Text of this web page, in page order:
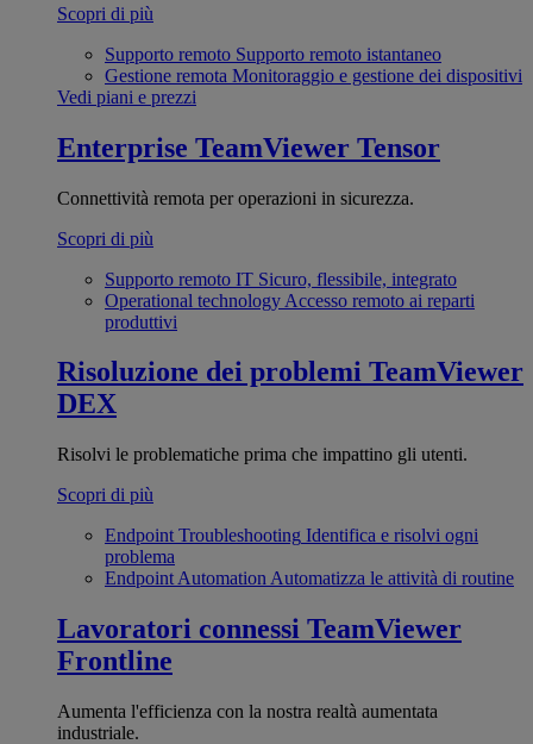
Scopri di più
Supporto remoto Supporto remoto istantaneo
Gestione remota Monitoraggio e gestione dei dispositivi
Vedi piani e prezzi
Enterprise TeamViewer Tensor
Connettività remota per operazioni in sicurezza.
Scopri di più
Supporto remoto IT Sicuro, flessibile, integrato
Operational technology Accesso remoto ai reparti
produttivi
Risoluzione dei problemi TeamViewer
DEX
Risolvi le problematiche prima che impattino gli utenti.
Scopri di più
Endpoint Troubleshooting Identifica e risolvi ogni
problema
Endpoint Automation Automatizza le attività di routine
Lavoratori connessi TeamViewer
Frontline
Aumenta l'efficienza con la nostra realtà aumentata
industriale.